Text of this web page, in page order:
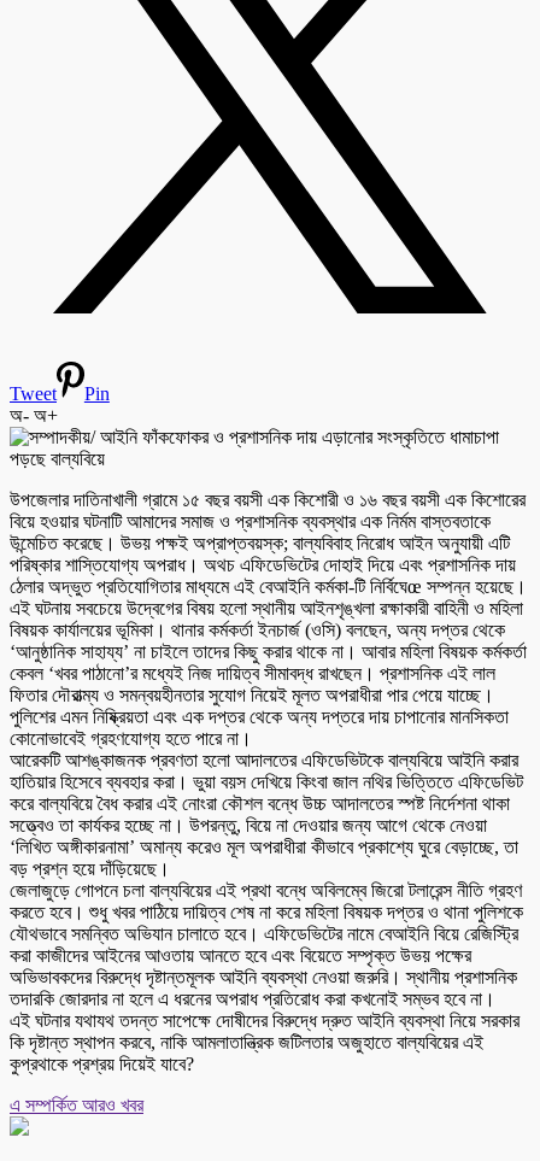
Tweet
Pin
অ- অ+
উপজেলার দাতিনাখালী গ্রামে ১৫ বছর বয়সী এক কিশোরী ও ১৬ বছর বয়সী এক কিশোরের
বিয়ে হওয়ার ঘটনাটি আমাদের সমাজ ও প্রশাসনিক ব্যবস্থার এক নির্মম বাস্তবতাকে
উন্মেচিত করেছে। উভয় পক্ষই অপ্রাপ্তবয়স্ক; বাল্যবিবাহ নিরোধ আইন অনুযায়ী এটি
পরিষ্কার শাস্তিযোগ্য অপরাধ। অথচ এফিডেভিটের দোহাই দিয়ে এবং প্রশাসনিক দায়
ঠেলার অদ্ভুত প্রতিযোগিতার মাধ্যমে এই বেআইনি কর্মকা-টি নির্বিঘেœ সম্পন্ন হয়েছে।
এই ঘটনায় সবচেয়ে উদ্বেগের বিষয় হলো স্থানীয় আইনশৃঙ্খলা রক্ষাকারী বাহিনী ও মহিলা
বিষয়ক কার্যালয়ের ভূমিকা। থানার কর্মকর্তা ইনচার্জ (ওসি) বলছেন, অন্য দপ্তর থেকে
‘আনুষ্ঠানিক সাহায্য’ না চাইলে তাদের কিছু করার থাকে না। আবার মহিলা বিষয়ক কর্মকর্তা
কেবল ‘খবর পাঠানো’র মধ্যেই নিজ দায়িত্ব সীমাবদ্ধ রাখছেন। প্রশাসনিক এই লাল
ফিতার দৌরাত্ম্য ও সমন্বয়হীনতার সুযোগ নিয়েই মূলত অপরাধীরা পার পেয়ে যাচ্ছে।
পুলিশের এমন নিষ্ক্রিয়তা এবং এক দপ্তর থেকে অন্য দপ্তরে দায় চাপানোর মানসিকতা
কোনোভাবেই গ্রহণযোগ্য হতে পারে না।
আরেকটি আশঙ্কাজনক প্রবণতা হলো আদালতের এফিডেভিটকে বাল্যবিয়ে আইনি করার
হাতিয়ার হিসেবে ব্যবহার করা। ভুয়া বয়স দেখিয়ে কিংবা জাল নথির ভিত্তিতে এফিডেভিট
করে বাল্যবিয়ে বৈধ করার এই নোংরা কৌশল বন্ধে উচ্চ আদালতের স্পষ্ট নির্দেশনা থাকা
সত্ত্বেও তা কার্যকর হচ্ছে না। উপরন্তু, বিয়ে না দেওয়ার জন্য আগে থেকে নেওয়া
‘লিখিত অঙ্গীকারনামা’ অমান্য করেও মূল অপরাধীরা কীভাবে প্রকাশ্যে ঘুরে বেড়াচ্ছে, তা
বড় প্রশ্ন হয়ে দাঁড়িয়েছে।
জেলাজুড়ে গোপনে চলা বাল্যবিয়ের এই প্রথা বন্ধে অবিলম্বে জিরো টলারেন্স নীতি গ্রহণ
করতে হবে। শুধু খবর পাঠিয়ে দায়িত্ব শেষ না করে মহিলা বিষয়ক দপ্তর ও থানা পুলিশকে
যৌথভাবে সমন্বিত অভিযান চালাতে হবে। এফিডেভিটের নামে বেআইনি বিয়ে রেজিস্ট্রি
করা কাজীদের আইনের আওতায় আনতে হবে এবং বিয়েতে সম্পৃক্ত উভয় পক্ষের
অভিভাবকদের বিরুদ্ধে দৃষ্টান্তমূলক আইনি ব্যবস্থা নেওয়া জরুরি। স্থানীয় প্রশাসনিক
তদারকি জোরদার না হলে এ ধরনের অপরাধ প্রতিরোধ করা কখনোই সম্ভব হবে না।
এই ঘটনার যথাযথ তদন্ত সাপেক্ষে দোষীদের বিরুদ্ধে দ্রুত আইনি ব্যবস্থা নিয়ে সরকার
কি দৃষ্টান্ত স্থাপন করবে, নাকি আমলাতান্ত্রিক জটিলতার অজুহাতে বাল্যবিয়ের এই
কুপ্রথাকে প্রশ্রয় দিয়েই যাবে?
এ সম্পর্কিত আরও খবর